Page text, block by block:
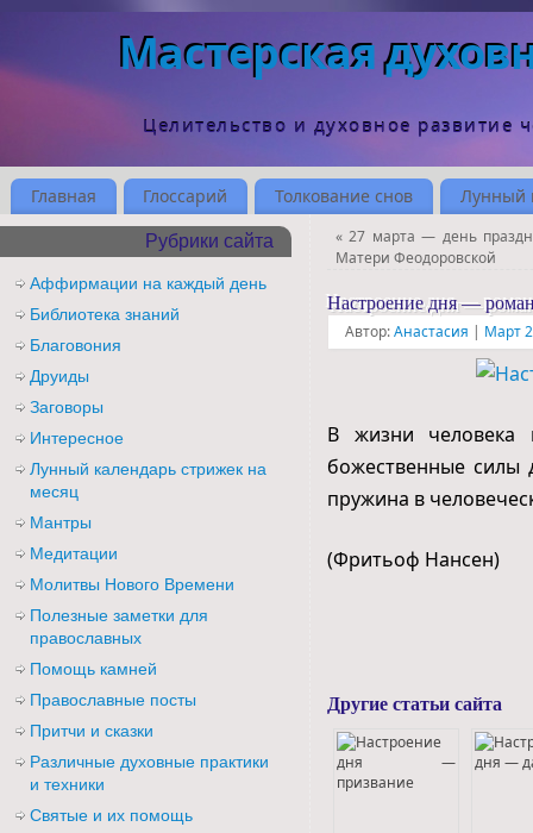
Мастерская
Целительство и духовное развитие
Главная Глоссарий Толкование снов Лунный
«27 марта — день
Матери Феодоровской
Настроение дня —
Автор:Анастасия | Март
В жизни человека
божественные силы
пружина в
(Фритьоф Нансен)
Другие статьи сайта
Рубрики сайта
Аффирмации на каждый день
Библиотека знаний
Благовония
Друиды
Заговоры
Интересное
Лунный календарь стрижек на
месяц
Мантры
Медитации
Молитвы Нового Времени
Полезные заметки для
православных
Помощь камней
Православные посты
Притчи и сказки
Различные духовные практики
и техники
Святые и их помощь